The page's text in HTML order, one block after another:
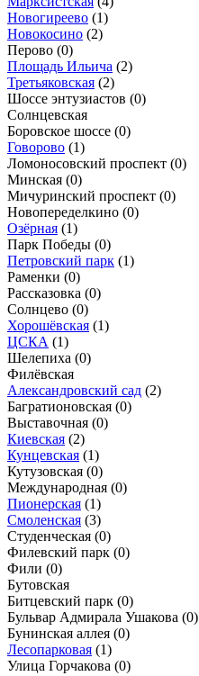
Новогиреево (1)
Новокосино (2)
Перово (0)
Площадь Ильича (2)
Третьяковская (2)
Шоссе энтузиастов (0)
Солнцевская
Боровское шоссе (0)
Говорово (1)
Ломоносовский проспект (0)
Минская (0)
Мичуринский проспект (0)
Новопеределкино (0)
Озёрная (1)
Парк Победы (0)
Петровский парк (1)
Раменки (0)
Рассказовка (0)
Солнцево (0)
Хорошёвская (1)
ЦСКА (1)
Шелепиха (0)
Филёвская
Александровский сад (2)
Багратионовская (0)
Выставочная (0)
Киевская (2)
Кунцевская (1)
Кутузовская (0)
Международная (0)
Пионерская (1)
Смоленская (3)
Студенческая (0)
Филевский парк (0)
Фили (0)
Бутовская
Битцевский парк (0)
Бульвар Адмирала Ушакова (0)
Бунинская аллея (0)
Лесопарковая (1)
Улица Горчакова (0)